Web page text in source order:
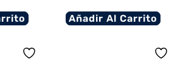
Añadir Al Carrito